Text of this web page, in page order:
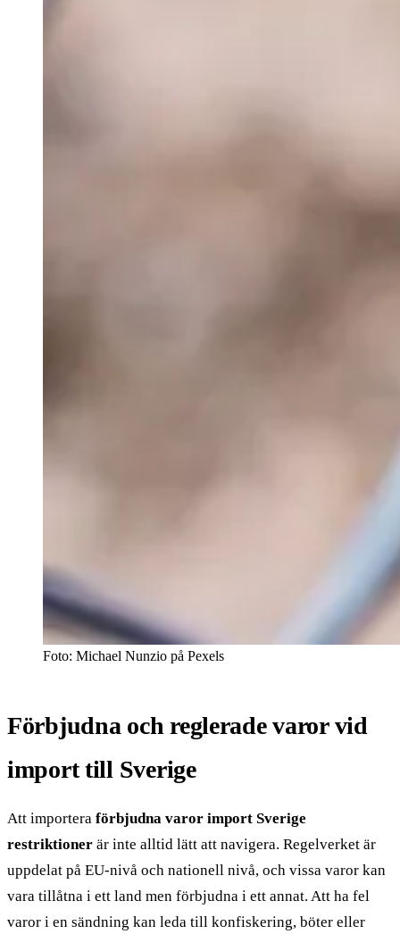
Foto: Michael Nunzio på Pexels
Förbjudna och reglerade varor vid
import till Sverige
Att importera förbjudna varor import Sverige
restriktioner är inte alltid lätt att navigera. Regelverket är
uppdelat på EU-nivå och nationell nivå, och vissa varor kan
vara tillåtna i ett land men förbjudna i ett annat. Att ha fel
varor i en sändning kan leda till konfiskering, böter eller